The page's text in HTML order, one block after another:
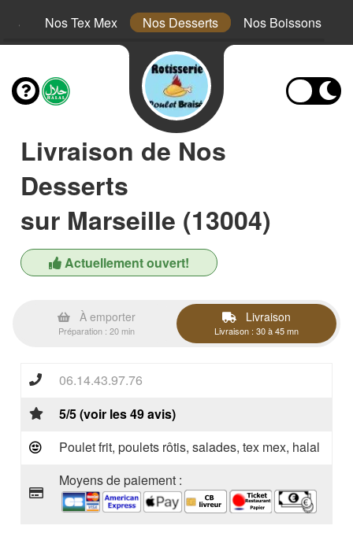
Nos Tex Mex Nos Desserts Nos Boissons
Livraison de Nos
Desserts
sur Marseille (13004)
Actuellement ouvert!
À emporter
Préparation : 20 min
Livraison
Livraison : 30 à 45 mn
06.14.43.97.76
5/5 (voir les 49 avis)
Poulet frit, poulets rôtis, salades, tex mex, halal
Moyens de paiement :